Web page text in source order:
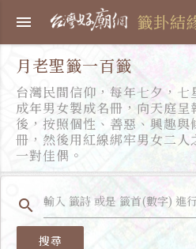
籤卦結
menu
月老聖籤一百籤
台灣民間信仰，每年七夕，
成年男女製成名冊，向天庭
後，按照個性、善惡、興趣
冊，然後用紅線綁牢男女二
一對佳偶。
search
搜尋